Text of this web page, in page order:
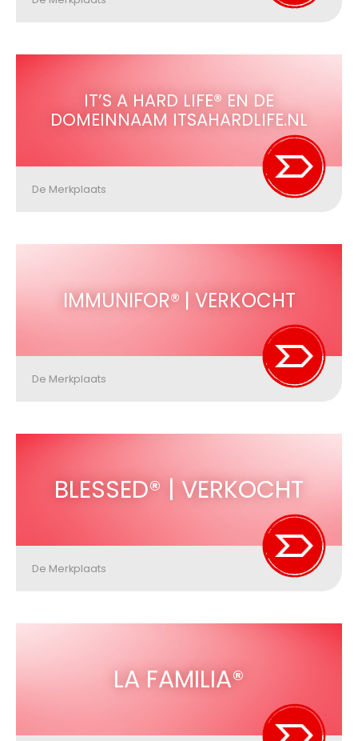
IT’S A HARD LIFE® EN DE
DOMEINNAAM ITSAHARDLIFE.NL
De Merkplaats
IMMUNIFOR® | VERKOCHT
De Merkplaats
BLESSED® | VERKOCHT
De Merkplaats
LA FAMILIA®